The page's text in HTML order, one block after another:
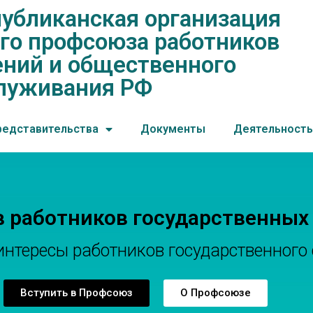
организация
и общественного
организация
профсоюза работников
и общественного
РФ
Документы Деятельность
работников государственного
Вступить в Профсоюз О Профсоюзе